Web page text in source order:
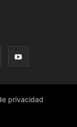
privacidad